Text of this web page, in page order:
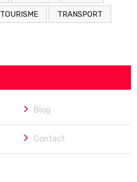
TOURISME TRANSPORT
Blog
Contact